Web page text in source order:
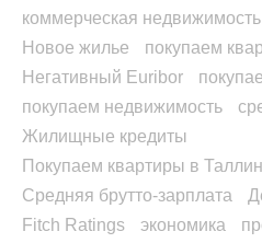
коммерческая недвижимость
Новое жилье
покупаем
Негативный Euribor
покупаем недвижимость
Жилищные кредиты
Покупаем квартиры в
Средняя брутто-зарплата
Fitch Ratings
экономика